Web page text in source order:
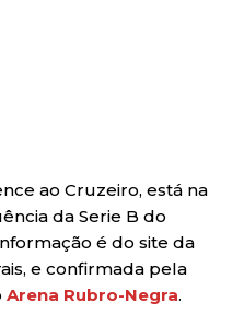
ao Cruzeiro, está na
da Serie B do
é do site da
e confirmada pela
Arena Rubro-Negra.